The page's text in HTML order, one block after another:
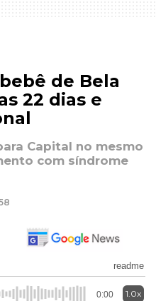
de Bela
22 dias e
Capital no mesmo
com síndrome
readme
0:00 1.0x